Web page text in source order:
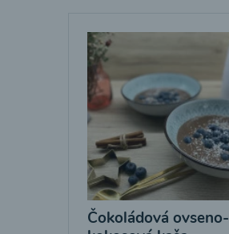
Čokoládová ovseno-